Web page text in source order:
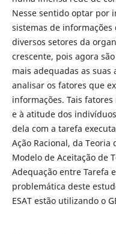
Nesse sentido optar por
sistemas de
diversos setores da
crescente, pois agora
mais adequadas as suas
analisar os fatores que
informações. Tais
e à atitude dos
dela com a tarefa
Ação Racional, da
Modelo de Aceitação de
Adequação entre Tarefa
problemática deste
ESAT estão utilizando o